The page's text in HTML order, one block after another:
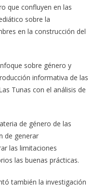
que confluyen en las
sobre la
en la construcción del
sobre género y
informativa de las
Tunas con el análisis de
de género de las
de generar
las limitaciones
las buenas prácticas.
también la investigación